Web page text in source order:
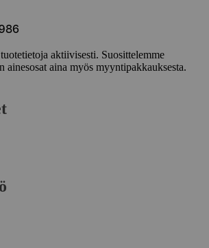
aktiivisesti. Suosittelemme
ainesosat aina myös myyntipakkauksesta.